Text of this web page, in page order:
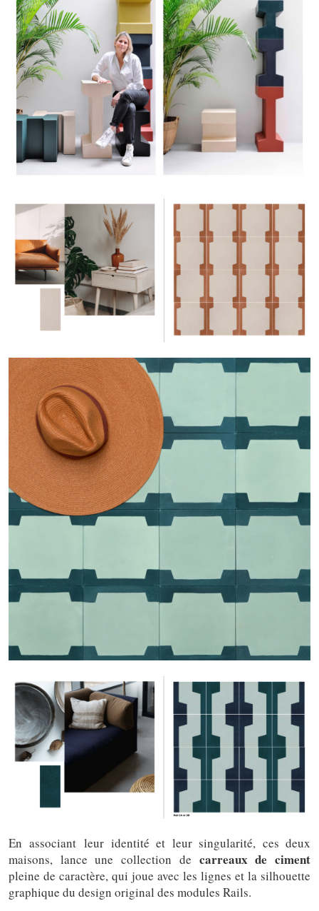
En associant leur identité et leur singularité, ces deux
maisons, lance une collection de carreaux de ciment
pleine de caractère, qui joue avec les lignes et la silhouette
graphique du design original des modules Rails.